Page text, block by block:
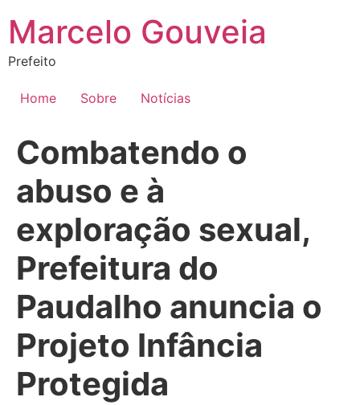
para
conteúdo
Marcelo Gouveia
Prefeito
Home Sobre Notícias
Combatendo o
abuso e à
exploração sexual,
Prefeitura do
Paudalho anuncia o
Projeto Infância
Protegida